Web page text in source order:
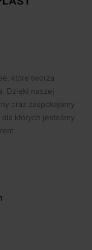
które tworzą
Dzięki naszej
oraz zaspokajamy
których jesteśmy